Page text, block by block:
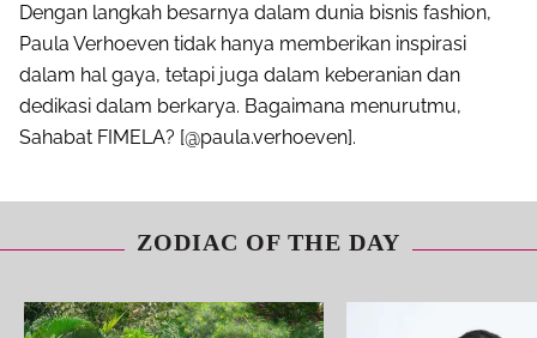
Dengan langkah besarnya dalam dunia bisnis fashion,
Paula Verhoeven tidak hanya memberikan inspirasi
dalam hal gaya, tetapi juga dalam keberanian dan
dedikasi dalam berkarya. Bagaimana menurutmu,
Sahabat FIMELA? [@paula.verhoeven].
ZODIAC OF THE DAY